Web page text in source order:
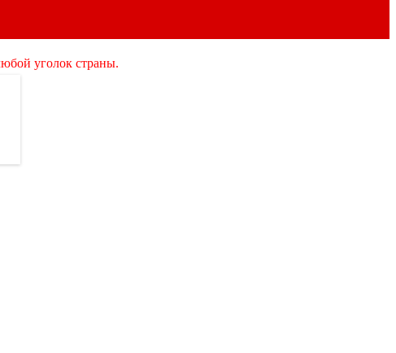
уголок страны.